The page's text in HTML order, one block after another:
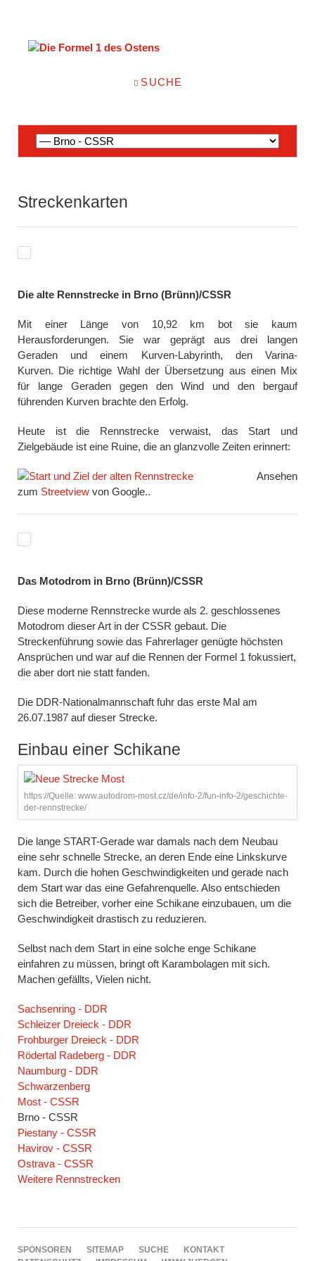
NAVIGATION
SUCHE
Navigation
überspringen
Streckenkarten
Die alte Rennstrecke in Brno (Brünn)/CSSR
Mit einer Länge von 10,92 km bot sie kaum
Herausforderungen. Sie war geprägt aus drei langen
Geraden und einem Kurven-Labyrinth, den Varina-
Kurven. Die richtige Wahl der Übersetzung aus einen Mix
für lange Geraden gegen den Wind und den bergauf
führenden Kurven brachte den Erfolg.
Heute ist die Rennstrecke verwaist, das Start und
Zielgebäude ist eine Ruine, die an glanzvolle Zeiten erinnert:
Ansehen
zum Streetviewvon Google..
Das Motodrom in Brno (Brünn)/CSSR
Diese moderne Rennstrecke wurde als 2. geschlossenes
Motodrom dieser Art in der CSSR gebaut. Die
Streckenführung sowie das Fahrerlager genügte höchsten
Ansprüchen und war auf die Rennen der Formel 1 fokussiert,
die aber dort nie statt fanden.
Die DDR-Nationalmannschaft fuhr das erste Mal am
26.07.1987 auf dieser Strecke.
Einbau einer Schikane
https://Quelle: www.autodrom-most.cz/de/info-2/fun-info-2/geschichte-
der-rennstrecke/
Die lange START-Gerade war damals nach dem Neubau
eine sehr schnelle Strecke, an deren Ende eine Linkskurve
kam. Durch die hohen Geschwindigkeiten und gerade nach
dem Start war das eine Gefahrenquelle. Also entschieden
sich die Betreiber, vorher eine Schikane einzubauen, um die
Geschwindigkeit drastisch zu reduzieren.
Selbst nach dem Start in eine solche enge Schikane
einfahren zu müssen, bringt oft Karambolagen mit sich.
Machen gefällts, Vielen nicht.
Navigation
überspringen
Sachsenring - DDR
Schleizer Dreieck - DDR
Frohburger Dreieck - DDR
Rödertal Radeberg - DDR
Naumburg - DDR
Schwarzenberg
Most - CSSR
Brno - CSSR
Piestany - CSSR
Havirov - CSSR
Ostrava - CSSR
Weitere Rennstrecken
NAVIGATION
SPONSOREN SITEMAP SUCHE
KONTAKT